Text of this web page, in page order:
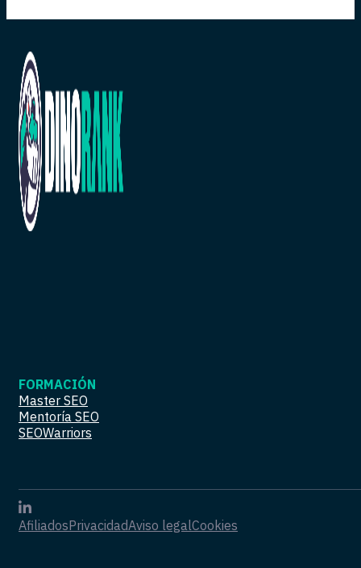
FORMACIÓN
Master SEO
Mentoría SEO
SEOWarriors
AfiliadosPrivacidadAviso legalCookies